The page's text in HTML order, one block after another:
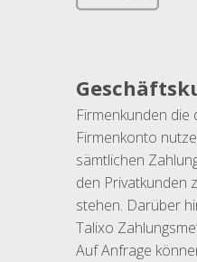
Firmenkunden die
Firmenkonto
sämtlichen
den Privatkunden
stehen. Darüber
Talixo
Auf Anfrage